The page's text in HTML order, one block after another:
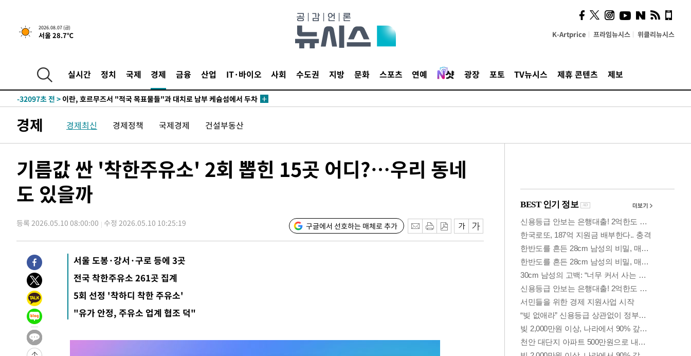
2026.08.07 (금)
서울 28.7℃ K-Artprice 프라임뉴시스 위클리뉴시스
실시간 정치 국제 경제 금융 산업 IT·바이오 사회 수도권 지방 문화 스포츠 연예 광장 포토 TV뉴시스 제휴 콘텐츠 제보
-26683초 전 >
-32097초 전 > 이란, 호르무즈서 "적국 목표물들"과 대치로 남부 케슘섬에서 두차
발효
-28963초 전 >
[속보]트럼프, 美 원정출산 금지 행정명령 서명
-26663초 전 >[속보] 뉴욕증시, 일제 하락 마감…나스닥 0.06%↓
례 큰 폭발음
-30832초 전 >[속보]美, 폴리실리콘 수입 규제…파생제품 15% 관세, 120일 후
-28983초 전 >[속보]트럼프, 美 원정출산 금지 행정명령 서명
-26683초 전 >[속보] 뉴욕증시, 일제 하락 마감…나스닥 0.06%↓
경제 경제최신 경제정책 국제경제 건설부동산
기름값 싼 '착한주유소' 2회 뽑힌 15곳 어디?…우리 동네
도 있을까
등록 2026.05.10 08:00:00 수정 2026.05.10 10:25:19 구글에서 선호하는 매체로 추가
서울 도봉·강서·구로 등에 3곳
전국 착한주유소 261곳 집계
5회 선정 '착하디 착한 주유소'
"유가 안정, 주유소 업계 협조 덕"
의견, 국토부·LH에 충실히
전달할 것"